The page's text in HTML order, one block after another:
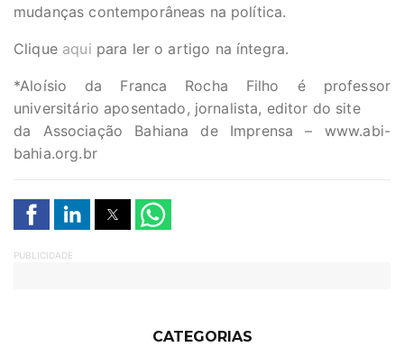
mudanças contemporâneas na política.
Clique aqui para ler o artigo na íntegra.
*Aloísio da Franca Rocha Filho é professor
universitário aposentado, jornalista, editor do site
da Associação Bahiana de Imprensa – www.abi-
bahia.org.br
PUBLICIDADE
CATEGORIAS